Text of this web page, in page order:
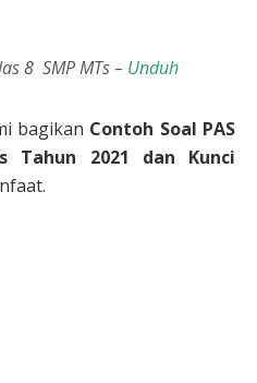
8 SMP MTs – Unduh
bagikan Contoh Soal PAS
Tahun 2021 dan Kunci